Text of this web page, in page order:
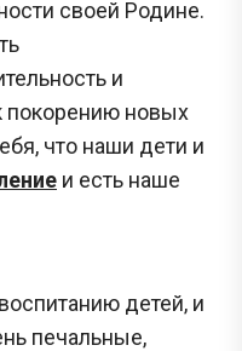
своей Родине.
и
покорению новых
что наши дети и
и есть наше
детей, и
печальные,